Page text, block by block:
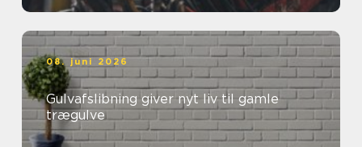
08. juni 2026
Gulvafslibning giver nyt liv til gamle
trægulve